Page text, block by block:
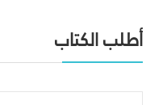
أطلب الكتاب